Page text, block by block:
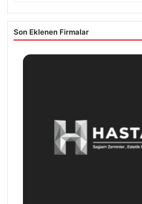
Son Eklenen Firmalar